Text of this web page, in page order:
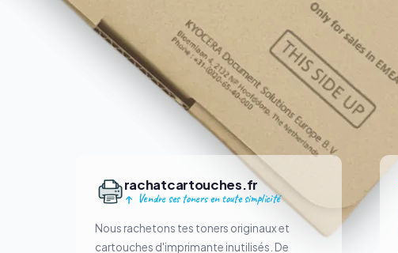
rachatcartouches.fr
Vendre ses toners en toute simplicité
Nous rachetons tes toners originaux et
cartouches d'imprimante inutilisés. De